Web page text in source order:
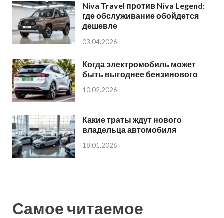
Niva Travel против Niva Legend:
где обслуживание обойдется
дешевле
03.04.2026
Когда электромобиль может
быть выгоднее бензинового
10.02.2026
Какие траты ждут нового
владельца автомобиля
18.01.2026
Самое читаемое